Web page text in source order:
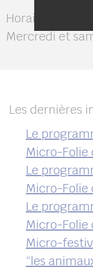
Horaires
Mercredi et
Les dernières
Le
Micro-Folie
Le
Micro-Folie
Le
Micro-Folie
Micro-
“les